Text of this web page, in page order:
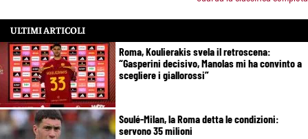
ULTIMI ARTICOLI
Roma, Koulierakis svela il retroscena:
“Gasperini decisivo, Manolas mi ha convinto a
scegliere i giallorossi”
Soulé-Milan, la Roma detta le condizioni:
servono 35 milioni